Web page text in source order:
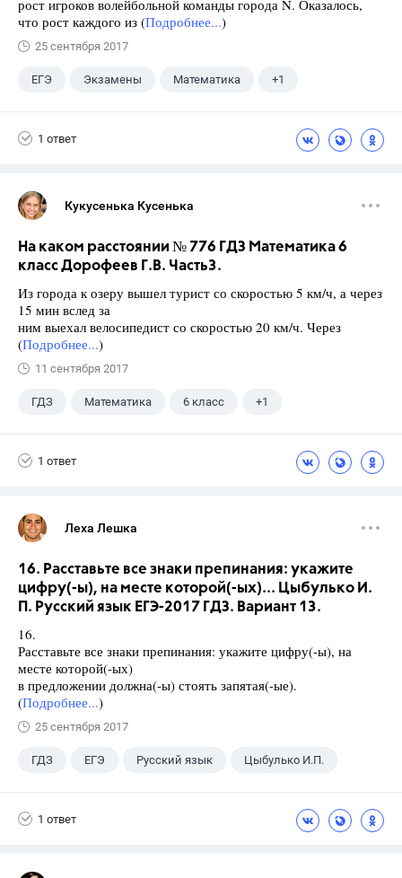
рост игроков волейбольной команды города N. Оказалось,
что рост каждого из (Подробнее...)
25 сентября 2017
ЕГЭ Экзамены Математика +1
1 ответ
Кукусенька Кусенька
На каком расстоянии № 776 ГДЗ Математика 6
класс Дорофеев Г.В. Часть3.
Из города к озеру вышел турист со скоростью 5 км/ч, а через
15 мин вслед за
ним выехал велосипедист со скоростью 20 км/ч. Через
(Подробнее...)
11 сентября 2017
ГДЗ Математика 6 класс +1
1 ответ
Леха Лешка
16. Расставьте все знаки препинания: укажите
цифру(-ы), на месте которой(-ых)... Цыбулько И.
П. Русский язык ЕГЭ-2017 ГДЗ. Вариант 13.
16.
Расставьте все знаки препинания: укажите цифру(-ы), на
месте которой(-ых)
в предложении должна(-ы) стоять запятая(-ые).
(Подробнее...)
25 сентября 2017
ГДЗ ЕГЭ Русский язык Цыбулько И.П.
1 ответ